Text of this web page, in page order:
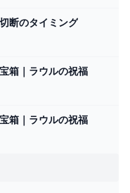
断のタイミング
箱｜ラウルの祝福
箱｜ラウルの祝福